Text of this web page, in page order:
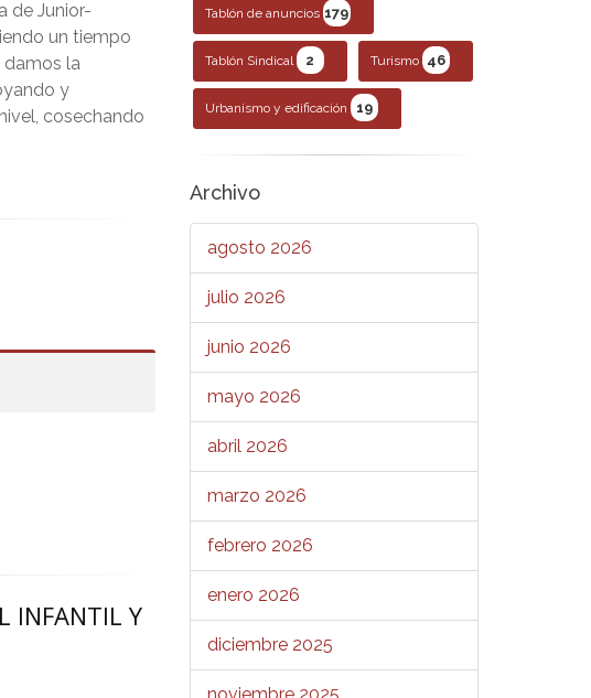
de Junior-
un tiempo
damos la
y
cosechando
INFANTIL Y
Tablón de anuncios 179
Tablón Sindical 2 Turismo 46
Urbanismo y edificación 19
Archivo
agosto 2026
julio 2026
junio 2026
mayo 2026
abril 2026
marzo 2026
febrero 2026
enero 2026
diciembre 2025